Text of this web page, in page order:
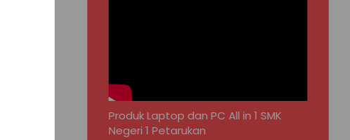
Produk Laptop dan PC All in 1 SMK
Negeri 1 Petarukan